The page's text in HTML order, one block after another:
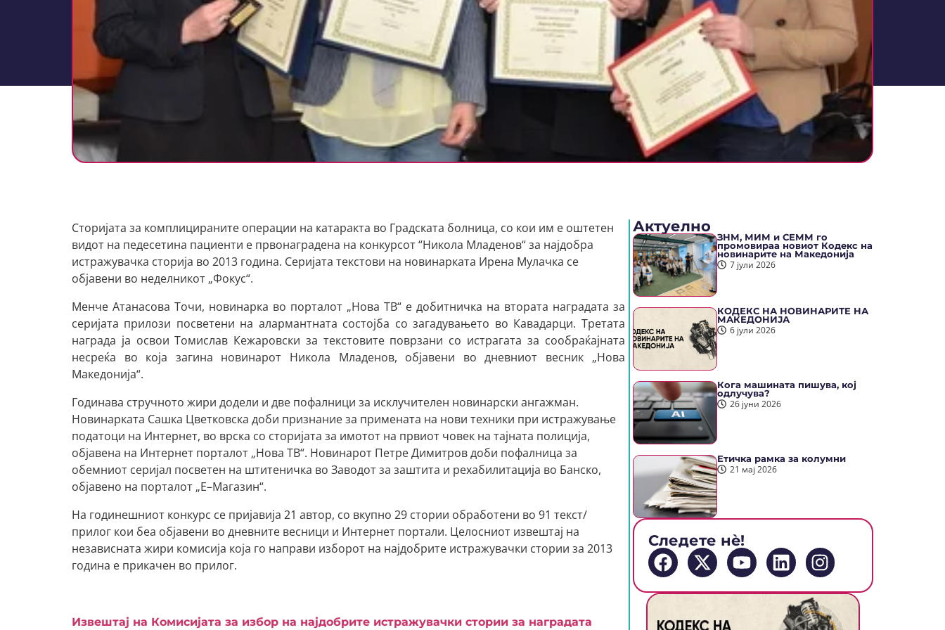
Сторијата за комплицираните операции на катаракта во Градската болница, со кои им е оштетен
видот на педесетина пациенти е првонаградена на конкурсот “Никола Младенов“ за најдобра
истражувачка сторија во 2013 година. Серијата текстови на новинарката Ирена Мулачка се
објавени во неделникот „Фокус“.
Менче Атанасова Точи, новинарка во порталот „Нова ТВ“ е добитничка на втората наградата за
серијата прилози посветени на алармантната состојба со загадувањето во Кавадарци. Третата
награда ја освои Томислав Кежаровски за текстовите поврзани со истрагата за сообраќајната
несреќа во која загина новинарот Никола Младенов, објавени во дневниот весник „Нова
Македонија“.
Годинава стручното жири додели и две пофалници за исклучителен новинарски ангажман.
Новинарката Сашка Цветковска доби признание за примената на нови техники при истражување
податоци на Интернет, во врска со сторијата за имотот на првиот човек на тајната полиција,
објавена на Интернет порталот „Нова ТВ“. Новинарот Петре Димитров доби пофалница за
обемниот серијал посветен на штитеничка во Заводот за заштита и рехабилитација во Банско,
објавено на порталот „Е–Магазин“.
На годинешниот конкурс се пријавија 21 автор, со вкупно 29 стории обработени во 91 текст/
прилог кои беа објавени во дневните весници и Интернет портали. Целосниот извештај на
независната жири комисија која го направи изборот на најдобрите истражувачки стории за 2013
година е прикачен во прилог.
Извештај на Комисијата за избор на најдобрите истражувачки стории за наградата
Актуелно
ЗНМ, МИМ и СЕММ го
промовираа новиот Кодекс на
новинарите на Македонија
7 јули 2026
КОДЕКС НА НОВИНАРИТЕ НА
МАКЕДОНИЈА
6 јули 2026
Кога машината пишува, кој
одлучува?
26 јуни 2026
Етичка рамка за колумни
21 мај 2026
Следете нè!